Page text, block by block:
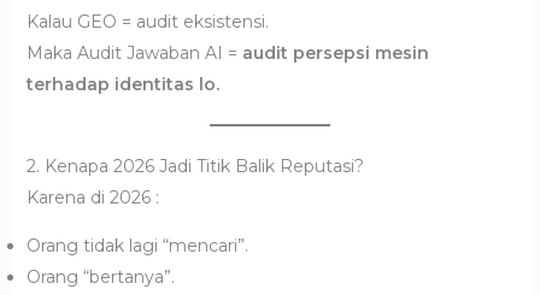
Kalau GEO = audit eksistensi.
Maka Audit Jawaban AI = audit persepsi mesin
terhadap identitas lo.
2. Kenapa 2026 Jadi Titik Balik Reputasi?
Karena di 2026 :
Orang tidak lagi “mencari”.
Orang “bertanya”.